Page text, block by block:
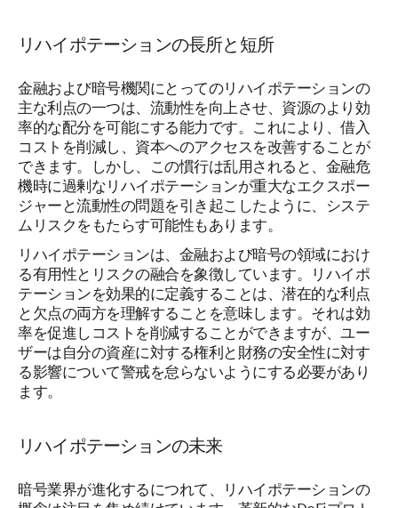
リハイポテーションの長所と短所
金融および暗号機関にとってのリハイポテーションの
主な利点の一つは、流動性を向上させ、資源のより効
率的な配分を可能にする能力です。これにより、借入
コストを削減し、資本へのアクセスを改善することが
できます。しかし、この慣行は乱用されると、金融危
機時に過剰なリハイポテーションが重大なエクスポー
ジャーと流動性の問題を引き起こしたように、システ
ムリスクをもたらす可能性もあります。
リハイポテーションは、金融および暗号の領域におけ
る有用性とリスクの融合を象徴しています。リハイポ
テーションを効果的に定義することは、潜在的な利点
と欠点の両方を理解することを意味します。それは効
率を促進しコストを削減することができますが、ユー
ザーは自分の資産に対する権利と財務の安全性に対す
る影響について警戒を怠らないようにする必要があり
ます。
リハイポテーションの未来
暗号業界が進化するにつれて、リハイポテーションの